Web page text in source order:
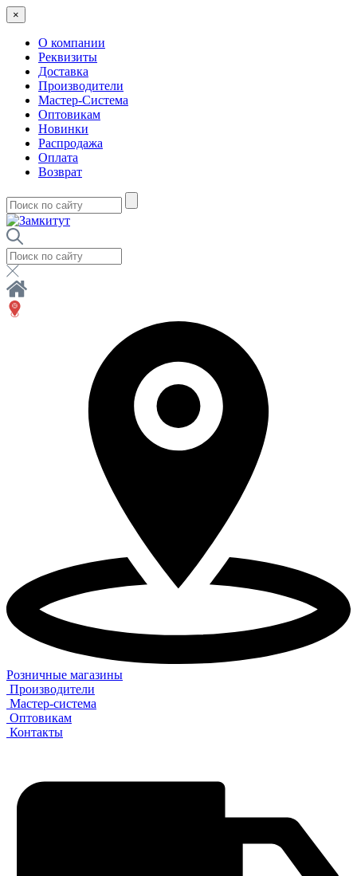
×
О компании
Реквизиты
Доставка
Производители
Мастер-Система
Оптовикам
Новинки
Распродажа
Оплата
Возврат
Розничные магазины
Производители
Мастер-система
Оптовикам
Контакты